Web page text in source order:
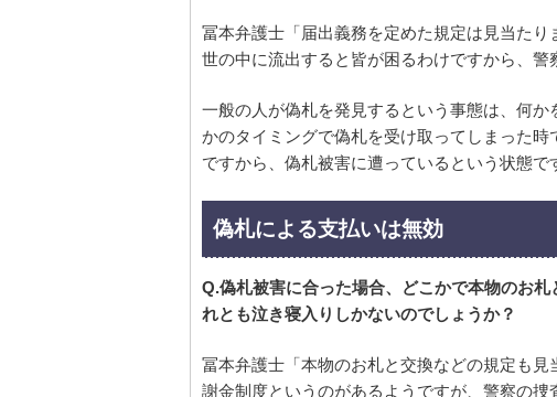
冨本弁護士「届出義務を定めた規定は見当た
世の中に流出すると皆が困るわけですから、警
一般の人が偽札を発見するという事態は、何
かのタイミングで偽札を受け取ってしまった
ですから、偽札被害に遭っているという状態で
偽札による支払いは無効
Q.偽札被害に合った場合、どこかで本物のお
れとも泣き寝入りしかないのでしょうか？
冨本弁護士「本物のお札と交換などの規定も
謝金制度というのがあるようですが、警察の